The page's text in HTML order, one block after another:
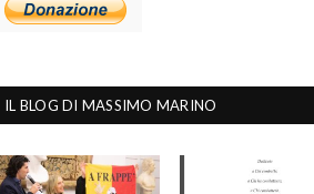
IL BLOG DI MASSIMO MARINO